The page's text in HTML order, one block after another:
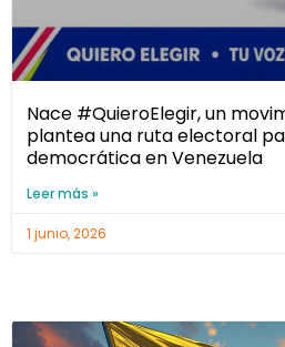
Nace #QuieroElegir, un
plantea una ruta electoral
democrática en Venezuela
Leer más »
1 junio, 2026